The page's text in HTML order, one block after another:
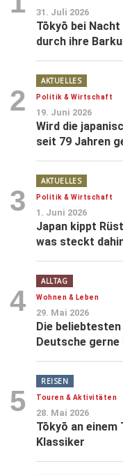
31. Juli 2026
Tōkyō bei
durch ihre
2
AKTUELLES
Politik & Wirtschaft
19. Juni 2026
Wird die
seit 79 Jahren
3
AKTUELLES
Politik & Wirtschaft
1. Juni 2026
Japan kippt
was steckt
4
ALLTAG
Wohnen & Leben
29. Mai 2026
Die beliebtesten
Deutsche gerne
5
REISEN
Touren & Aktivitäten
28. Mai 2026
Tōkyō an einem
Klassiker